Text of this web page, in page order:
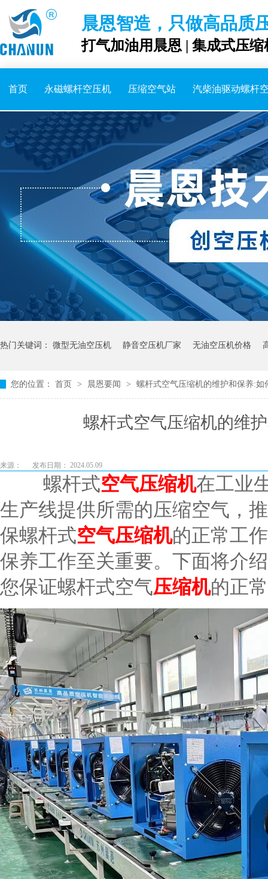
晨恩智造，只做高品质
打气加油用晨恩 | 集成式压
首页 永磁螺杆空压机 压缩空气站 汽柴油驱动螺杆
热门关键词： 微型无油空压机 静音空压机厂家 无油空压机价格
您的位置： 首页 > 晨恩要闻 > 螺杆式空气压缩机的维护和保养:如
螺杆式空气压缩机的维
来源： 发布日期： 2024.05.09
螺杆式空气压缩机在工业
生产线提供所需的压缩空气，
保螺杆式空气压缩机的正常工
保养工作至关重要。下面将介
您保证螺杆式空气压缩机的正